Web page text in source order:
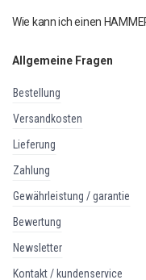
Wie kann ich einen
Allgemeine Fragen
bestellung
versandkosten
lieferung
zahlung
gewährleistung / garantie
bewertung
newsletter
kontakt / kundenservice